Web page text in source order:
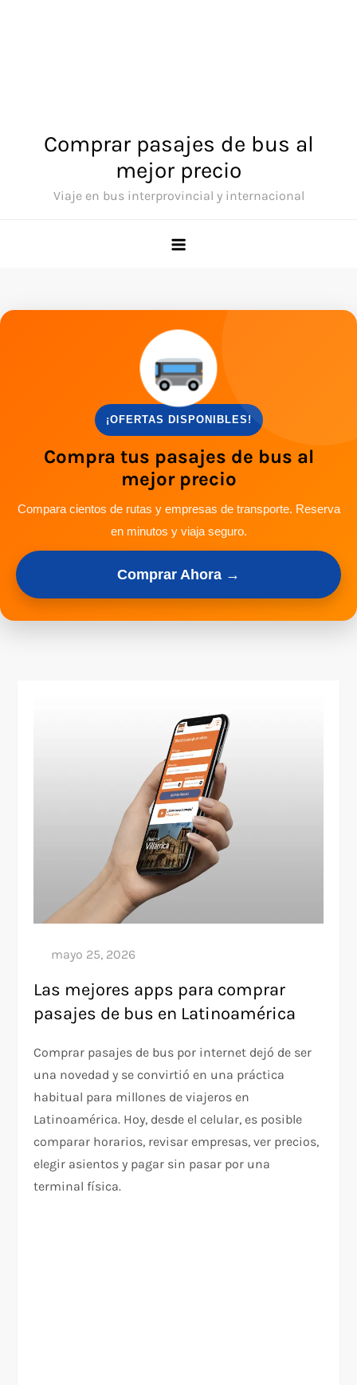
Comprar pasajes de bus al
mejor precio
Viaje en bus interprovincial y internacional
¡OFERTAS DISPONIBLES!
Compra tus pasajes de bus al
mejor precio
Compara cientos de rutas y empresas de transporte. Reserva
en minutos y viaja seguro.
Comprar Ahora →
Las mejores apps para comprar
pasajes de bus en Latinoamérica
Comprar pasajes de bus por internet dejó de ser
una novedad y se convirtió en una práctica
habitual para millones de viajeros en
Latinoamérica. Hoy, desde el celular, es posible
comparar horarios, revisar empresas, ver precios,
elegir asientos y pagar sin pasar por una
terminal física.